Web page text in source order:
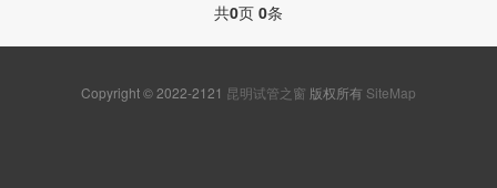
共0页 0条
Copyright © 2022-2121 昆明试管之窗 版权所有 SiteMap